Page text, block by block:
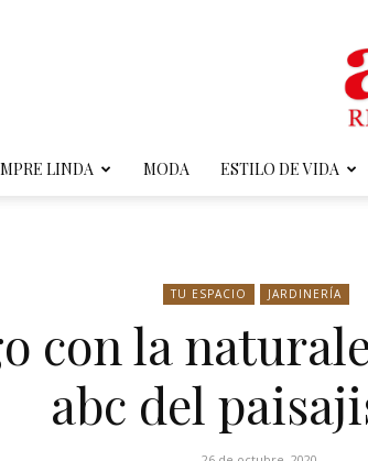
LINDA MODA ESTILO DE VIDA
TU ESPACIO JARDINERÍA
con la
abc del